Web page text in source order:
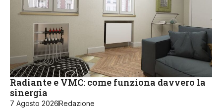
Radiante e VMC: come funziona davvero la
sinergia
7 Agosto 2026Redazione